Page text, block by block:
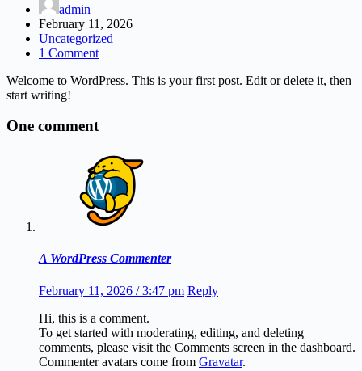
admin
February 11, 2026
Uncategorized
1 Comment
Welcome to WordPress. This is your first post. Edit or delete it, then
start writing!
One comment
A WordPress Commenter
February 11, 2026 / 3:47 pm Reply
Hi, this is a comment.
To get started with moderating, editing, and deleting
comments, please visit the Comments screen in the dashboard.
Commenter avatars come from Gravatar.